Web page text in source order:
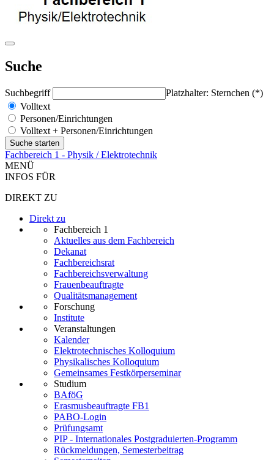
Suche
Suchbegriff
Platzhalter: Sternchen (*)
Volltext
Personen/Einrichtungen
Volltext + Personen/Einrichtungen
Fachbereich 1 - Physik / Elektrotechnik
MENÜ
INFOS FÜR
DIREKT ZU
Direkt zu
Fachbereich 1
Aktuelles aus dem Fachbereich
Dekanat
Fachbereichsrat
Fachbereichsverwaltung
Frauenbeauftragte
Qualitätsmanagement
Forschung
Institute
Veranstaltungen
Kalender
Elektrotechnisches Kolloquium
Physikalisches Kolloquium
Gemeinsames Festkörperseminar
Studium
BAföG
Erasmusbeauftragte FB1
PABO-Login
Prüfungsamt
PIP - Internationales Postgraduierten-Programm
Rückmeldungen, Semesterbeitrag